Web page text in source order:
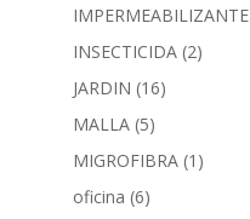
IMPERMEABILIZANTE
INSECTICIDA (2)
JARDIN (16)
MALLA (5)
MIGROFIBRA (1)
oficina (6)